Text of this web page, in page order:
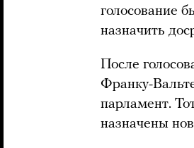
голосование
назначить
После
Франку-
парламент.
назначены